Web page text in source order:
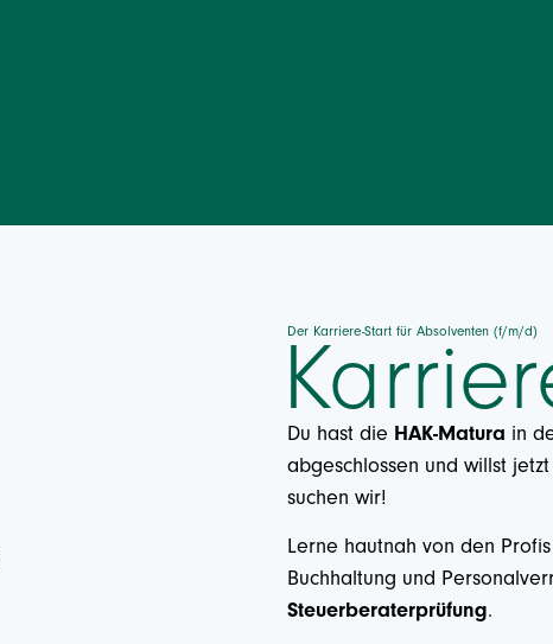
Der Karriere-Start für Absolventen (f/m/d)
Du hast die HAK-Matura in
abgeschlossen und willst
suchen wir!
Lerne hautnah von den
Buchhaltung und
Steuerberaterprüfung.